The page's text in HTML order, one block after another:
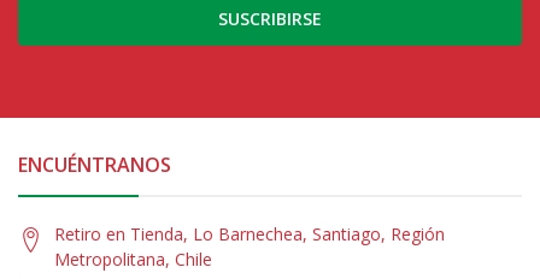
SUSCRIBIRSE
ENCUÉNTRANOS
Retiro en Tienda, Lo Barnechea, Santiago, Región
Metropolitana, Chile